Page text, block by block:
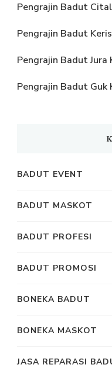
Pengrajin Badut
Pengrajin Badut
Pengrajin Badut Jura
Pengrajin Badut Guk
BADUT EVENT
BADUT MASKOT
BADUT PROFESI
BADUT PROMOSI
BONEKA BADUT
BONEKA MASKOT
JASA REPARASI